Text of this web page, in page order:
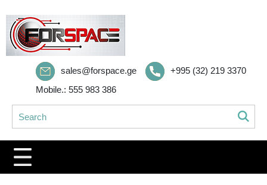
sales@forspace.ge
+995 (32) 219 3370
Mobile.: 555 983 386